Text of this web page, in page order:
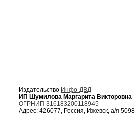
Издательство Инфо-ДВД
ИП Шумилова Маргарита Викторовна
ОГРНИП 316183200118945
Адрес: 426077, Россия, Ижевск, а/я 5098